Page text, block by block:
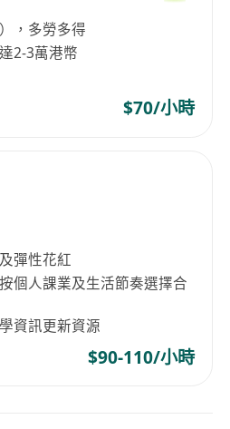
，多勞多得
2-3萬港幣
$70/小時
彈性花紅
個人課業及生活節奏選擇合
資訊更新資源
$90-110/小時